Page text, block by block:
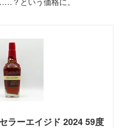
ラーエイジド 2024 59度